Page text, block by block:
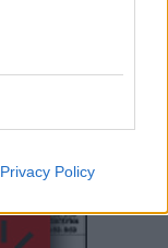
Privacy Policy